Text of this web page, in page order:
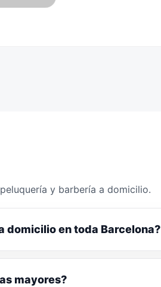
y barbería a domicilio.
domicilio en toda Barcelona?
mayores?